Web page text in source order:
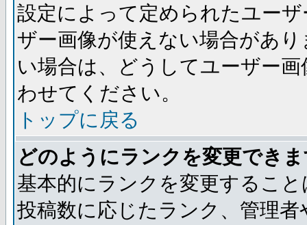
設定によって定められたユー
ザー画像が使えない場合があ
い場合は、どうしてユーザー
わせてください。
トップに戻る
どのようにランクを変更でき
基本的にランクを変更するこ
投稿数に応じたランク、管理